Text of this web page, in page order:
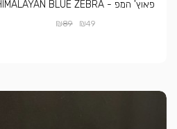
פאוץ' המפ - HIMALAYAN BLUE ZEBRA
₪49
₪89